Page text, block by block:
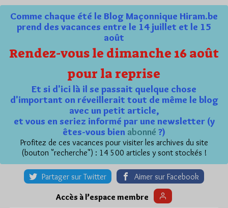
Comme chaque été le Blog Maçonnique Hiram.be
prend des vacances entre le 14 juillet et le 15
août
Rendez-vous le dimanche 16 août
pour la reprise
Et si d'ici là il se passait quelque chose
d'important on réveillerait tout de même le blog
avec un petit article,
et vous en seriez informé par une newsletter (y
êtes-vous bien abonné ?)
Profitez de ces vacances pour visiter les archives du site
(bouton "recherche") : 14 500 articles y sont stockés !
Partager sur Twitter Aimer sur Facebook
Accès à l’espace membre